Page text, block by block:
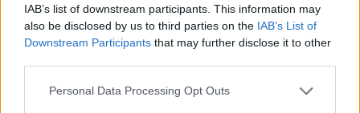
IAB’s list of downstream participants. This information may
also be disclosed by us to third parties on the IAB’s List of
Downstream Participants that may further disclose it to other
Please note that this website/app uses one or more Google
Personal Data Processing Opt Outs
28/07/2026 - 8:36πμ